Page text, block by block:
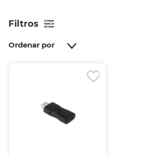
Filtros
Ordenar por